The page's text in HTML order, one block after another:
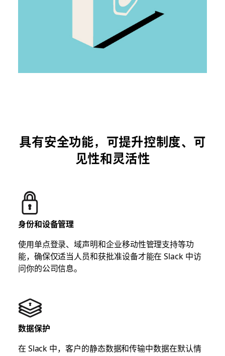
具有安全功能，可提升控制度、可
见性和灵活性
身份和设备管理
使用单点登录、域声明和企业移动性管理支持等功
能，确保仅适当人员和获批准设备才能在 Slack 中访
问你的公司信息。
数据保护
在 Slack 中，客户的静态数据和传输中数据在默认情